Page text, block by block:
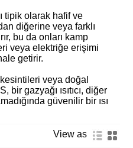
tipik olarak hafif ve
diğerine veya farklı
bu da onları kamp
veya elektriğe erişimi
getirir.
kesintileri veya doğal
S, bir gazyağı ısıtıcı, diğer
güvenilir bir ısı
View as